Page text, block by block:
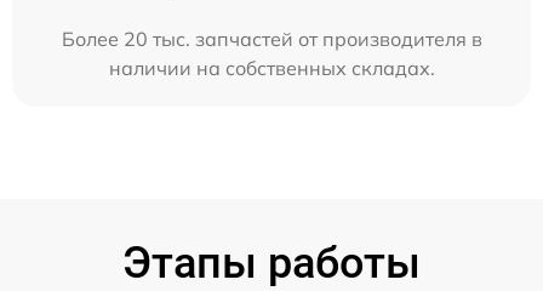
Более 20 тыс. запчастей от производителя в
наличии на собственных складах.
Этапы работы